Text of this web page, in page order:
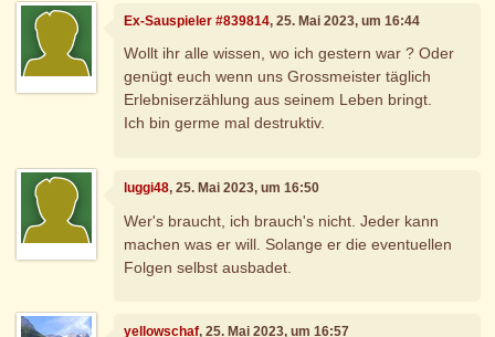
Ex-Sauspieler #839814, 25. Mai 2023, um 16:44
Wollt ihr alle wissen, wo ich gestern war ? Oder
genügt euch wenn uns Grossmeister täglich
Erlebniserzählung aus seinem Leben bringt.
Ich bin germe mal destruktiv.
luggi48, 25. Mai 2023, um 16:50
Wer's braucht, ich brauch's nicht. Jeder kann
machen was er will. Solange er die eventuellen
Folgen selbst ausbadet.
yellowschaf, 25. Mai 2023, um 16:57